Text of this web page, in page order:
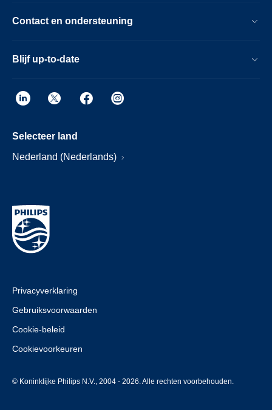
Contact en ondersteuning
Blijf up-to-date
Selecteer land
Nederland (Nederlands)
Privacyverklaring
Gebruiksvoorwaarden
Cookie-beleid
Cookievoorkeuren
© Koninklijke Philips N.V., 2004 - 2026. Alle rechten voorbehouden.